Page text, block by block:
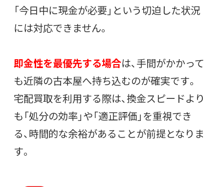
「今日中に現金が必要」という切迫した状況
には対応できません。
即金性を最優先する場合は、手間がかかって
も近隣の古本屋へ持ち込むのが確実です。
宅配買取を利用する際は、換金スピードより
も「処分の効率」や「適正評価」を重視でき
る、時間的な余裕があることが前提となりま
す。